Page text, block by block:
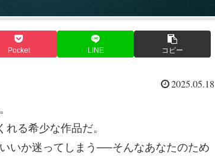
Pocket LINE コピー
2025.05.18
れる希少な作品だ。
いか迷ってしまう──そんなあなたのため